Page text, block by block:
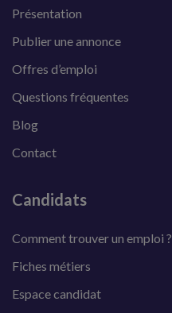
Présentation
Publier une annonce
Offres d’emploi
Questions fréquentes
Blog
Contact
Candidats
Comment trouver un emploi ?
Fiches métiers
Espace candidat